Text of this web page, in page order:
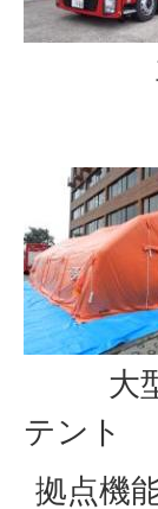
車
大型
テント
拠点機